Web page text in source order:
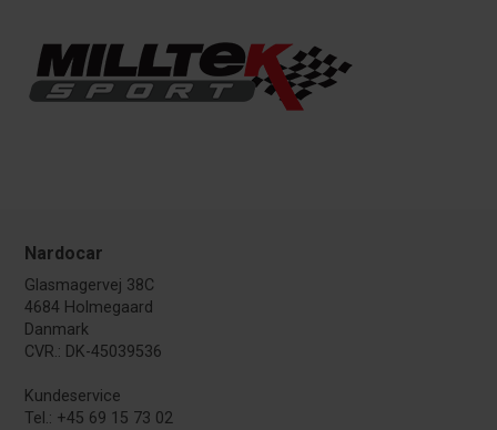
Nardocar
Glasmagervej 38C
4684 Holmegaard
Danmark
CVR.: DK-45039536
Kundeservice
Tel.: +45 69 15 73 02